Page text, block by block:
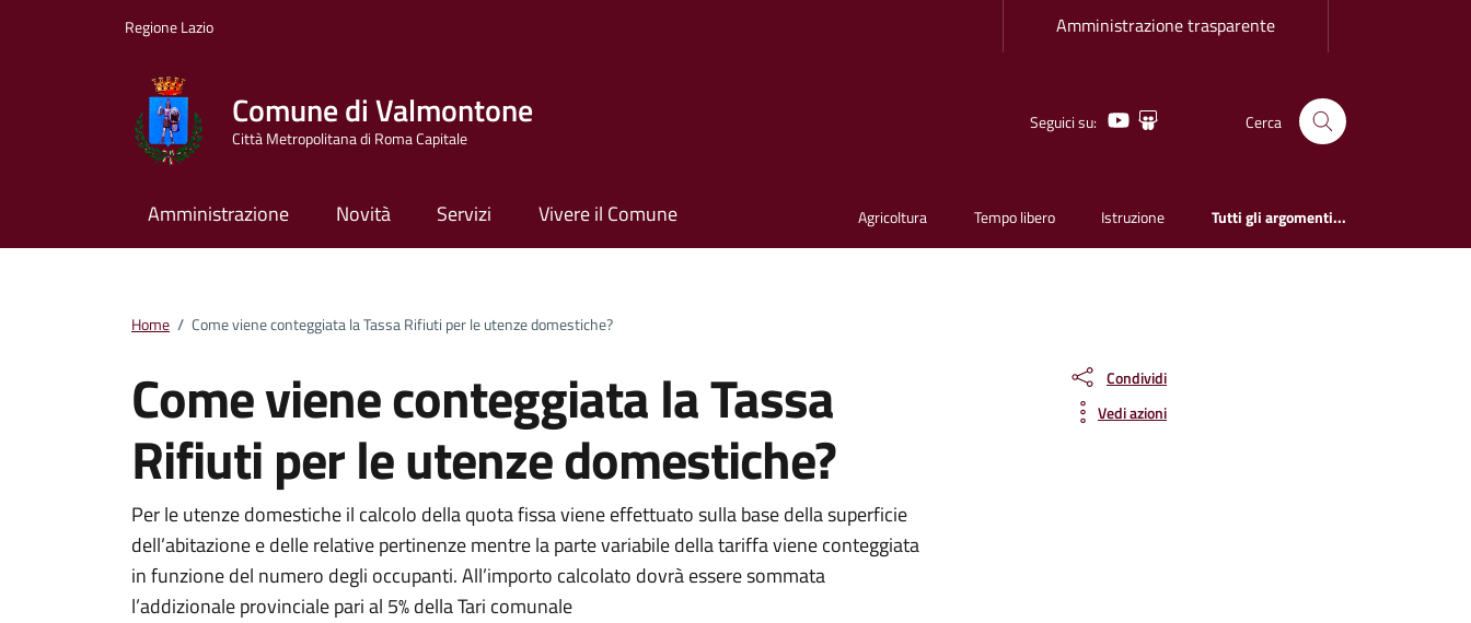
Regione Lazio Amministrazione trasparente
Comune di Valmontone
Città Metropolitana di Roma Capitale
Seguici su: YoutubeSlideshare Cerca
Amministrazione Novità Servizi Vivere il Comune Agricoltura Tempo libero Istruzione Tutti gli argomenti...
Home / Come viene conteggiata la Tassa Rifiuti per le utenze domestiche?
Come viene conteggiata la Tassa
Rifiuti per le utenze domestiche?
Per le utenze domestiche il calcolo della quota fissa viene effettuato sulla base della superficie
dell’abitazione e delle relative pertinenze mentre la parte variabile della tariffa viene conteggiata
in funzione del numero degli occupanti. All’importo calcolato dovrà essere sommata
l’addizionale provinciale pari al 5% della Tari comunale
Condividi
Vedi azioni